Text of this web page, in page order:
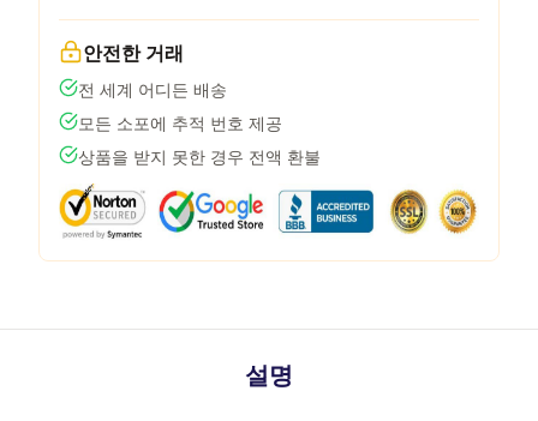
안전한 거래
전 세계 어디든 배송
모든 소포에 추적 번호 제공
상품을 받지 못한 경우 전액 환불
설명